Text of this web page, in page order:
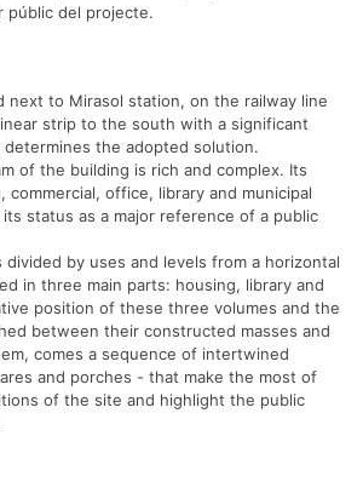
públic del projecte.
next to Mirasol station, on the railway line
strip to the south with a significant
the adopted solution.
of the building is rich and complex. Its
commercial, office, library and municipal
status as a major reference of a public
by uses and levels from a horizontal
in three main parts: housing, library and
position of these three volumes and the
between their constructed masses and
comes a sequence of intertwined
and porches - that make the most of
of the site and highlight the public